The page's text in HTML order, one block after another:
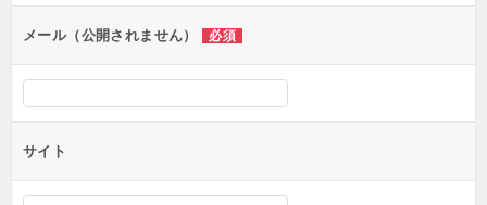
メール（公開されません） 必須
サイト